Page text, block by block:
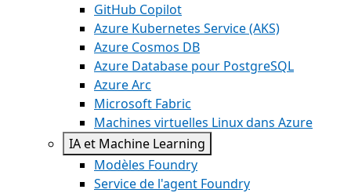
GitHub Copilot
Azure Kubernetes Service (AKS)
Azure Cosmos DB
Azure Database pour PostgreSQL
Azure Arc​
Microsoft Fabric
Machines virtuelles Linux dans Azure
IA et Machine Learning
Modèles Foundry
Service de l'agent Foundry